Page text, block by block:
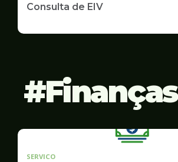
Consulta de EIV
Finanças
SERVICO